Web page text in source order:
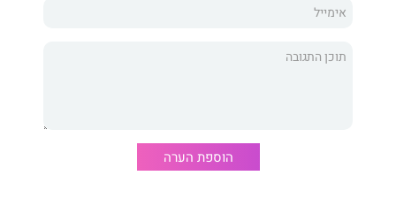
כשסודות מודלפים למסדר האחים ושמועות רוחשות על תוכניות
הכעס הגואה בה מפעיל את כוחות הקסם שלה, ונבואה ישנה, על
הוא הספר השלישי בסדרת "יומני המכשפות לבית
קייהיל". עוד בסדרה: "רעות מלידה" ו"גורל משמיים".
הוספת הערה